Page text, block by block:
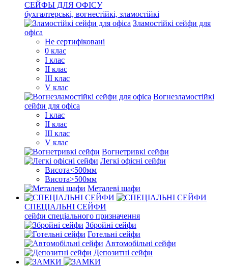
СЕЙФЫ ДЛЯ ОФІСУ
бухгалтерські, вогнестійкі, зламостійкі
Зламостійкі сейфи для
офіса
Не сертифіковані
0 клас
I клас
II клас
III клас
V клас
Вогнезламостійкі
сейфи для офіса
I клас
II клас
III клас
V клас
Вогнетривкі сейфи
Легкі офісні сейфи
Висота<500мм
Висота>500мм
Металеві шафи
СПЕЦІАЛЬНІ СЕЙФИ
сейфи спеціального призначення
Збройні сейфи
Готельні сейфи
Автомобільні сейфи
Депозитні сейфи